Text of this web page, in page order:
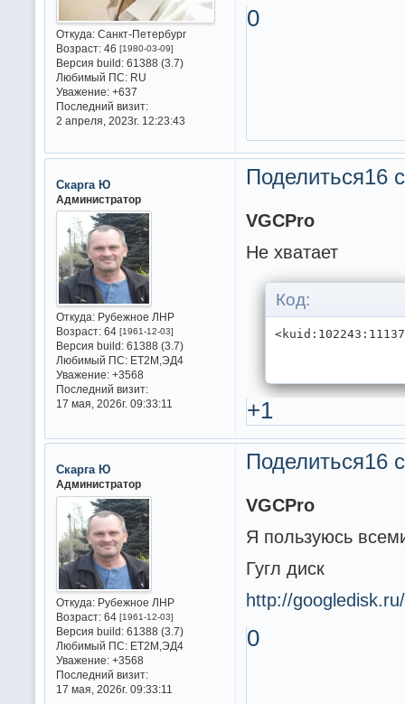
Откуда:Санкт-Петербург
Возраст:46 [1980-03-09]
Версия build:61388 (3.7)
Любимый ПС:RU
Уважение: +637
Последний визит:
2 апреля, 2023г. 12:23:43
0
Поделиться16
Скарга Ю
Администратор
Откуда:Рубежное ЛНР
Возраст:64 [1961-12-03]
Версия build:61388 (3.7)
Любимый ПС:ET2M,ЭД4
Уважение: +3568
Последний визит:
17 мая, 2026г. 09:33:11
VGCPro
Не хватает
Код:
+1
Поделиться16
Скарга Ю
Администратор
Откуда:Рубежное ЛНР
Возраст:64 [1961-12-03]
Версия build:61388 (3.7)
Любимый ПС:ET2M,ЭД4
Уважение: +3568
Последний визит:
17 мая, 2026г. 09:33:11
VGCPro
Я пользуюсь
Гугл диск
http://googledisk.ru/
0